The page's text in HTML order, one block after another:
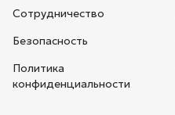
Сотрудничество
Безопасность
Политика
конфиденциальности